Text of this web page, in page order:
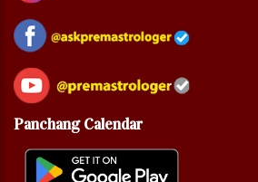
Panchang Calendar